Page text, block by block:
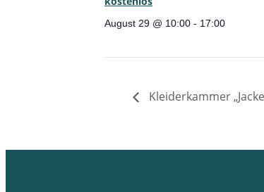
August 29 @ 10:00 - 17:00
Kleiderkammer